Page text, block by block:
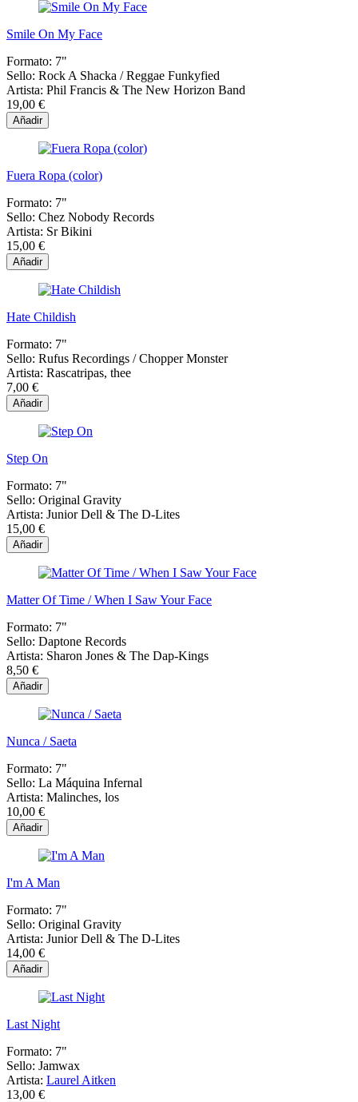
Smile On My Face
Formato: 7"
Sello: Rock A Shacka / Reggae Funkyfied
Artista: Phil Francis & The New Horizon Band
19,00 €
Añadir
Fuera Ropa (color)
Formato: 7"
Sello: Chez Nobody Records
Artista: Sr Bikini
15,00 €
Añadir
Hate Childish
Formato: 7"
Sello: Rufus Recordings / Chopper Monster
Artista: Rascatripas, thee
7,00 €
Añadir
Step On
Formato: 7"
Sello: Original Gravity
Artista: Junior Dell & The D-Lites
15,00 €
Añadir
Matter Of Time / When I Saw Your Face
Formato: 7"
Sello: Daptone Records
Artista: Sharon Jones & The Dap-Kings
8,50 €
Añadir
Nunca / Saeta
Formato: 7"
Sello: La Máquina Infernal
Artista: Malinches, los
10,00 €
Añadir
I'm A Man
Formato: 7"
Sello: Original Gravity
Artista: Junior Dell & The D-Lites
14,00 €
Añadir
Last Night
Formato: 7"
Sello: Jamwax
Artista: Laurel Aitken
13,00 €